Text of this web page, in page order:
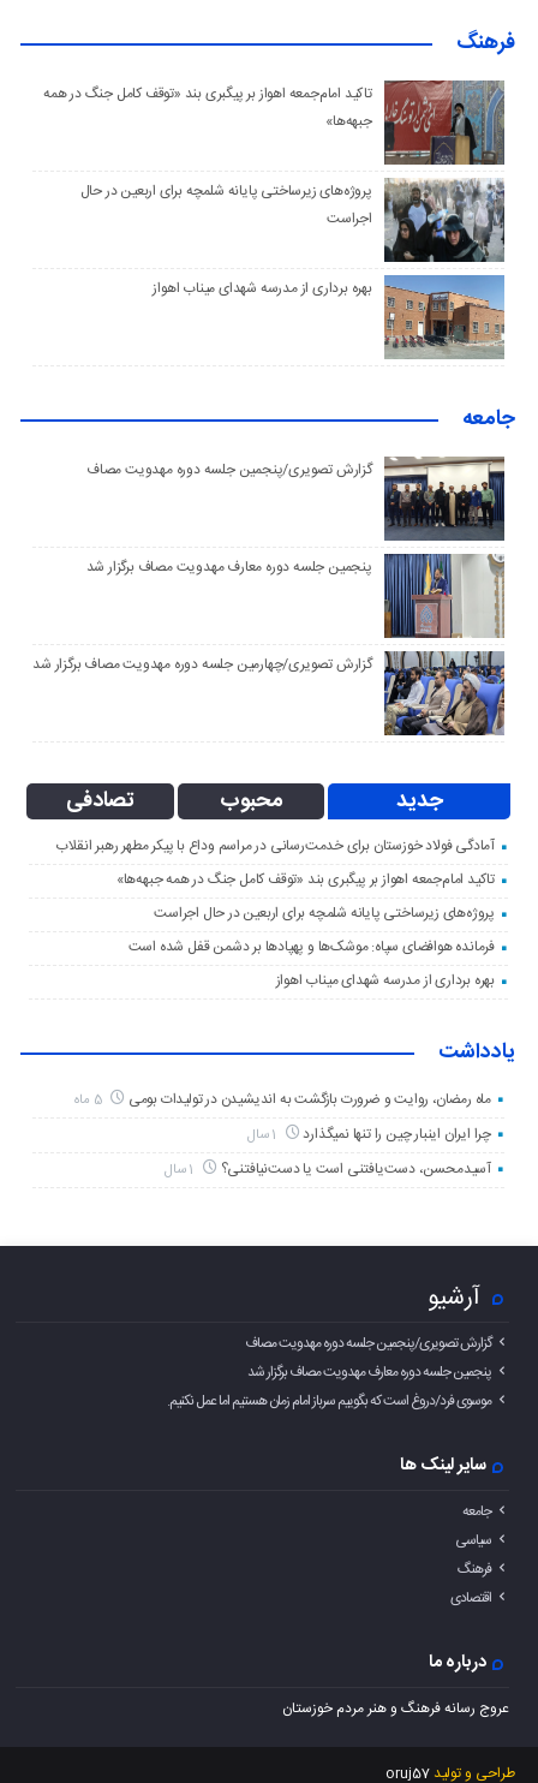
فرهنگ
تاکید امام‌جمعه اهواز بر پیگبری بند «توقف کامل جنگ در همه
جبهه‌ها»
پروژه‌های زیرساختی پایانه شلمچه برای اربعین در حال
اجراست
بهره برداری از مدرسه شهدای میناب اهواز
جامعه
گزارش تصویری/پنجمین جلسه دوره مهدویت مصاف
پنجمین جلسه دوره معارف مهدویت مصاف برگزار شد
گزارش تصویری/چهارمین جلسه دوره مهدویت مصاف برگزار شد
جدید محبوب تصادفی
آمادگی فولاد خوزستان برای خدمت‌رسانی در مراسم وداع با پیکر مطهر رهبر انقلاب
تاکید امام‌جمعه اهواز بر پیگبری بند «توقف کامل جنگ در همه جبهه‌ها»
پروژه‌های زیرساختی پایانه شلمچه برای اربعین در حال اجراست
فرمانده هوافضای سپاه: موشک‌ها و پهپادها بر دشمن قفل شده است
بهره برداری از مدرسه شهدای میناب اهواز
یادداشت
ماه رمضان، روایت و ضرورت بازگشت به اندیشیدن در تولیدات بومی 5 ماه
چرا ایران اینبار چین را تنها نمیگذارد
آسیدمحسن، دست‌یافتنی است یا دست‌نیافتنی؟
آرشیو
گزارش تصویری/پنجمین جلسه دوره مهدویت مصاف
پنجمین جلسه دوره معارف مهدویت مصاف برگزار شد
موسوی فرد/دروغ است که بگوییم سرباز امام زمان هستیم اما عمل نکنیم.
سایر لینک ها
جامعه
سیاسی
فرهنگ
اقتصادی
درباره ما
عروج رسانه فرهنگ و هنر مردم خوزستان
طراحی و تولیدoruj57